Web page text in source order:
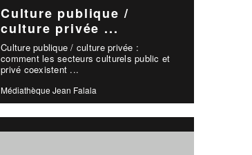
Culture publique /
culture privée ...
Culture publique / culture privée :
comment les secteurs culturels public et
privé coexistent ...
Médiathèque Jean Falala